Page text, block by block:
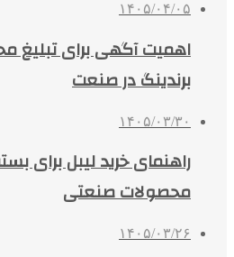
۱۴۰۵/۰۴/۰۵
اهمیت آگهی برای تبلیغ
برندینگ در صنعت
۱۴۰۵/۰۳/۳۰
راهنمای خرید لیبل برای
محصولات صنعتی
۱۴۰۵/۰۳/۲۶